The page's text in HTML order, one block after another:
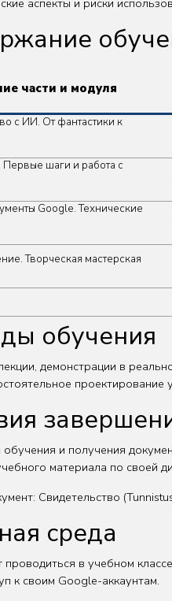
части и модуля
с ИИ. От фантастики к
Первые шаги и работа с
Google. Технические
Творческая мастерская
обучения
демонстрации в
проектирование
и получения
материала по своей
Свидетельство
среда
в учебном
к своим Google-аккаунтам.